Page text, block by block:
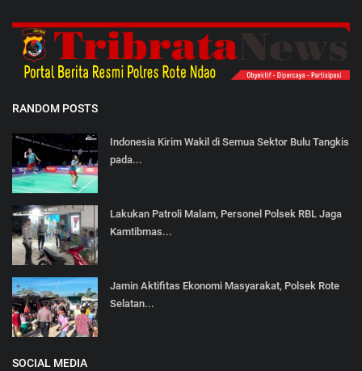
RANDOM POSTS
Indonesia Kirim Wakil di Semua Sektor Bulu Tangkis
pada...
Lakukan Patroli Malam, Personel Polsek RBL Jaga
Kamtibmas...
Jamin Aktifitas Ekonomi Masyarakat, Polsek Rote
Selatan...
SOCIAL MEDIA